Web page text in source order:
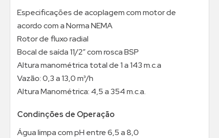
Especificações de acoplagem com motor de
acordo com a Norma NEMA
Rotor de fluxo radial
Bocal de saída 11/2” com rosca BSP
Altura manométrica total de 1 a 143 m.c.a
Vazão: 0,3 a 13,0 m³/h
Altura Manométrica: 4,5 a 354 m.c.a.
Condinções de Operação
Água limpa com pH entre 6,5 a 8,0